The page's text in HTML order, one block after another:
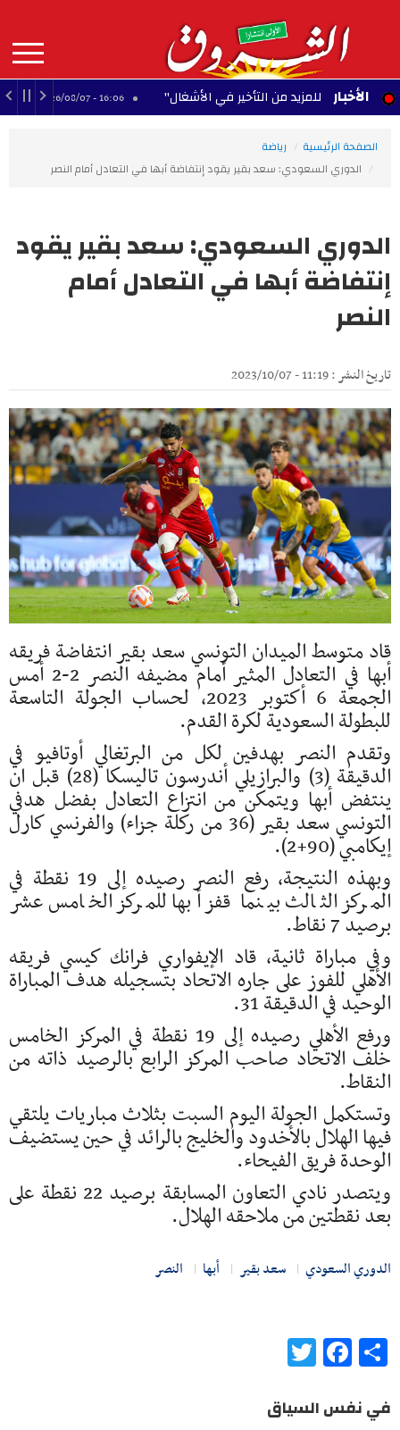
contenu
principal
MAIN
NAVIGATION الأخبار
للمزيد من التأخير في الأشغال" 16:06 - 2026/08/07 في مقدمتهم الحفناوي
الصفحة الرئيسية
رياضة
الدوري السعودي: سعد بقير يقود إنتفاضة أبها في التعادل أمام النصر
الدوري السعودي: سعد بقير يقود
إنتفاضة أبها في التعادل أمام
النصر
تاريخ النشر : 11:19 - 2023/10/07
قاد متوسط الميدان التونسي سعد بقير انتفاضة فريقه
أبها في التعادل المثير أمام مضيفه النصر 2-2 أمس
الجمعة 6 أكتوبر 2023، لحساب الجولة التاسعة
للبطولة السعودية لكرة القدم.
وتقدم النصر بهدفين لكل من البرتغالي أوتافيو في
الدقيقة (3) والبرازيلي أندرسون تاليسكا (28) قبل ان
ينتفض أبها ويتمكن من انتزاع التعادل بفضل هدفي
التونسي سعد بقير (36 من ركلة جزاء) والفرنسي كارل
إيكامبي (90+2).
وبهذه النتيجة، رفع النصر رصيده إلى 19 نقطة في
المركز الثالث بينما قفز أبها للمركز الخامس عشر
برصيد 7 نقاط.
وفي مباراة ثانية، قاد الإيفواري فرانك كيسي فريقه
الأهلي للفوز على جاره الاتحاد بتسجيله هدف المباراة
الوحيد في الدقيقة 31.
ورفع الأهلي رصيده إلى 19 نقطة في المركز الخامس
خلف الاتحاد صاحب المركز الرابع بالرصيد ذاته من
النقاط.
وتستكمل الجولة اليوم السبت بثلاث مباريات يلتقي
فيها الهلال بالأخدود والخليج بالرائد في حين يستضيف
الوحدة فريق الفيحاء.
ويتصدر نادي التعاون المسابقة برصيد 22 نقطة على
بعد نقطتين من ملاحقه الهلال.
الدوري السعودي سعد بقير أبها النصر
Share
Facebook
في نفس السياق